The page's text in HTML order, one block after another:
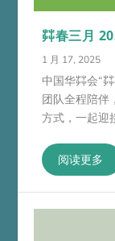
茻春三月
1 月 17, 2025
中国华茻会“
团队全程陪伴
方式，一起迎
阅读更多